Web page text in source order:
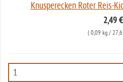
Knusperecken Roter Reis-
2,49 €
( 0,09 kg/